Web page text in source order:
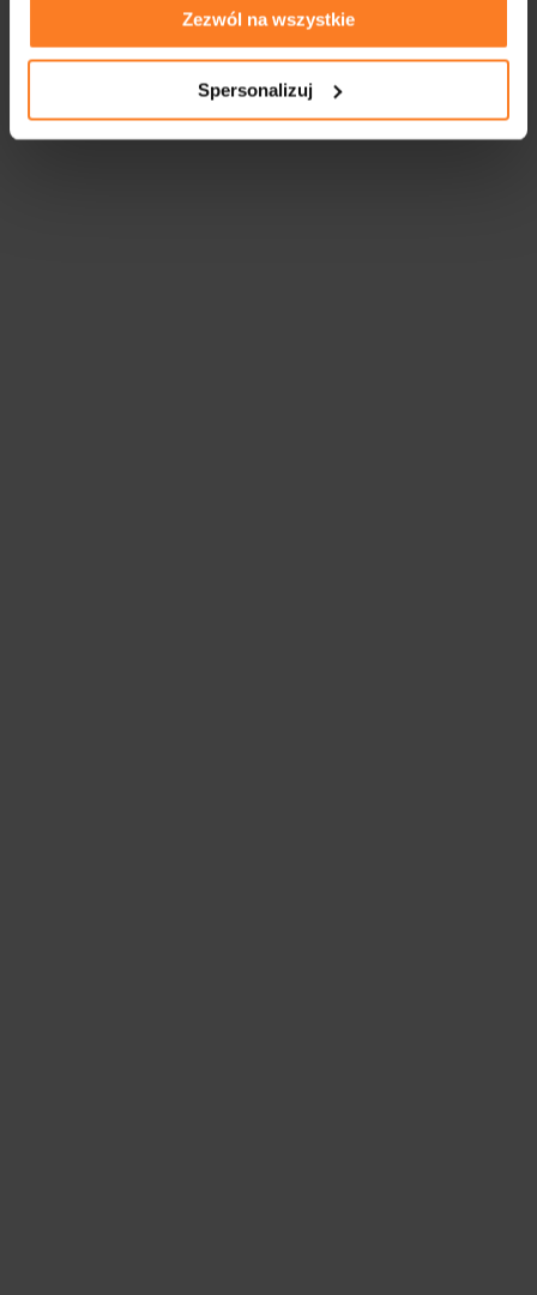
Zezwól na wszystkie
Spersonalizuj